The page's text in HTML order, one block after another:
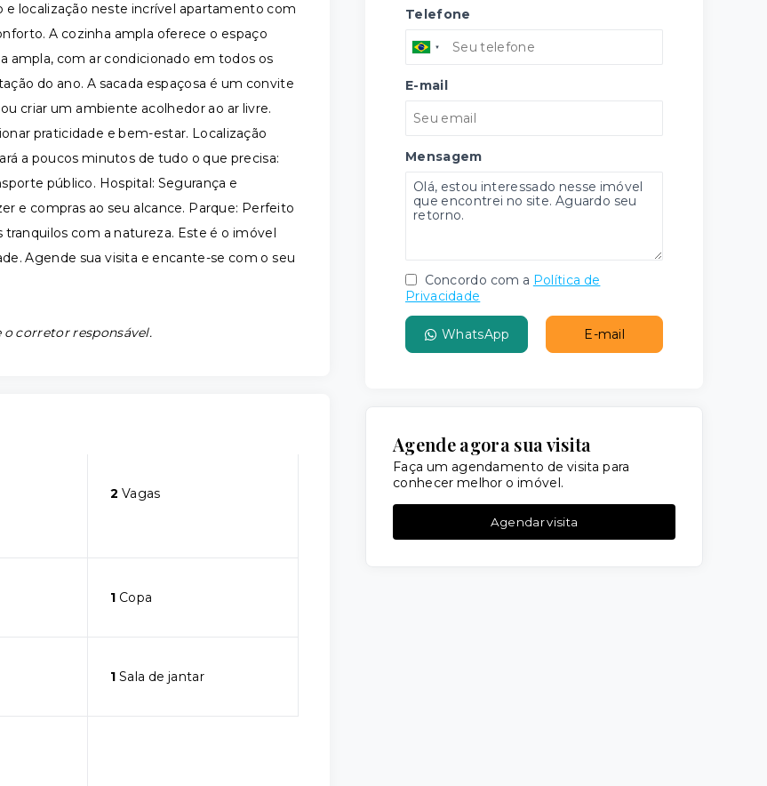
localização neste incrível apartamento com
A cozinha ampla oferece o espaço
ampla, com ar condicionado em todos os
do ano. A sacada espaçosa é um convite
criar um ambiente acolhedor ao ar livre.
praticidade e bem-estar. Localização
a poucos minutos de tudo o que precisa:
público. Hospital: Segurança e
e compras ao seu alcance. Parque: Perfeito
com a natureza. Este é o imóvel
Agende sua visita e encante-se com o seu
o corretor responsável.
2 Vagas
1 Copa
1 Sala de jantar
Telefone
E-mail
Mensagem
Concordo com a Política de
Privacidade
WhatsApp E-mail
Agende agora sua visita
Faça um agendamento de visita para
conhecer melhor o imóvel.
Agendar visita